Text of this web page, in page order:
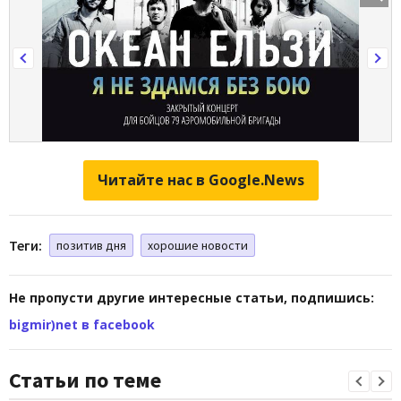
Читайте нас в Google.News
Теги: позитив дня хорошие новости
Не пропусти другие интересные статьи, подпишись:
bigmir)net в facebook
Статьи по теме